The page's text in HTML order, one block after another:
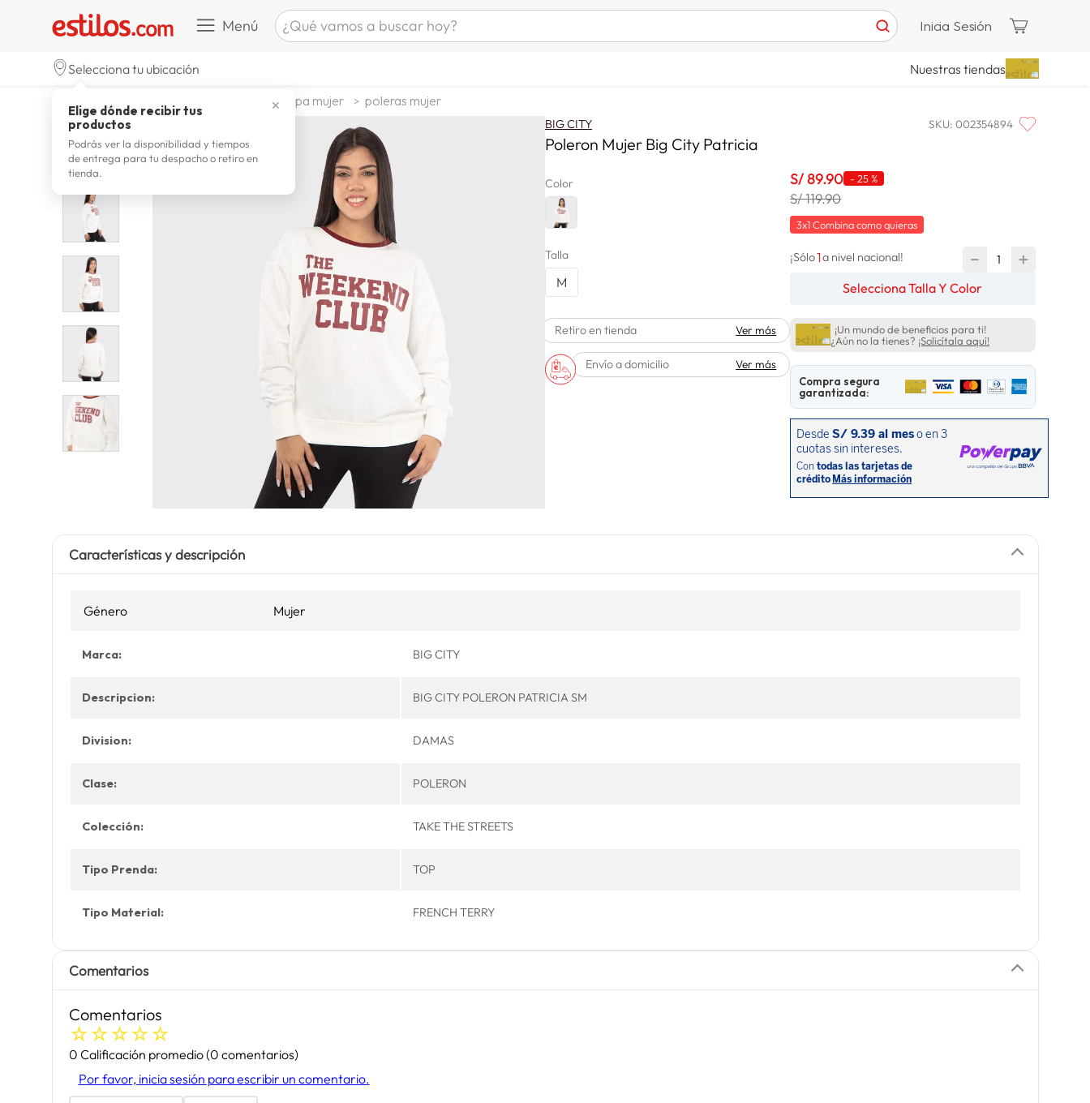
Menú ¿Qué vamos a buscar hoy?
zapatillas mujer
zapatillas hombre
moda
zapatillas
tv
laptop
. terrex
lavadora
Inicia Sesión
Selecciona tu ubicación
✕
Elige dónde recibir tus
productos
Podrás ver la disponibilidad y tiempos
de entrega para tu despacho o retiro en
tienda.
Nuestras tiendas
ropa mujer poleras mujer
BIG CITY SKU: 002354894
Poleron Mujer Big City Patricia
Color
Talla
M
Retiro en tienda Ver más
Envío a domicilio Ver más
S/89.90 -25 %
S/ 119.90
3x1 Combina como quieras
¡Sólo1a nivel nacional! ＋
－
Selecciona Talla Y Color
¡Un mundo de beneficios para ti!
¿Aún no la tienes? ¡Solicítala aquí!
Compra segura
garantizada:
Características y descripción
Género Mujer
Marca: BIG CITY
Descripcion: BIG CITY POLERON PATRICIA SM
Division: DAMAS
Clase: POLERON
Colección: TAKE THE STREETS
Tipo Prenda: TOP
Tipo Material: FRENCH TERRY
Comentarios
Comentarios
☆☆☆☆☆
0 Calificación promedio(0 comentarios)
Por favor, inicia sesión para escribir un comentario.